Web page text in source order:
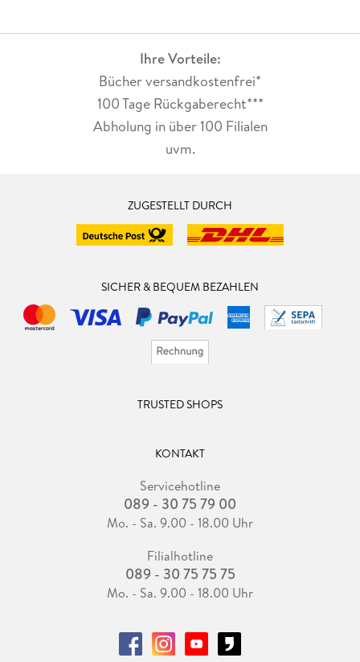
Ihre Vorteile:
Bücher versandkostenfrei*
100 Tage Rückgaberecht***
Abholung in über 100 Filialen
uvm.
ZUGESTELLT DURCH
SICHER & BEQUEM BEZAHLEN
TRUSTED SHOPS
KONTAKT
Servicehotline
089 - 30 75 79 00
Mo. - Sa. 9.00 - 18.00 Uhr
Filialhotline
089 - 30 75 75 75
Mo. - Sa. 9.00 - 18.00 Uhr